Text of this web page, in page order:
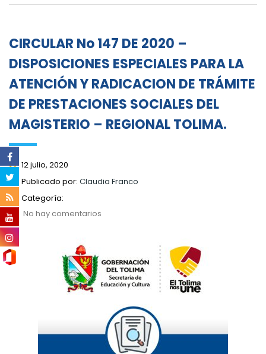
CIRCULAR No 147 DE 2020 –
DISPOSICIONES ESPECIALES PARA LA
ATENCIÓN Y RADICACION DE TRÁMITE
DE PRESTACIONES SOCIALES DEL
MAGISTERIO – REGIONAL TOLIMA.
12 julio, 2020
Publicado por: Claudia Franco
Categoría:
No hay comentarios